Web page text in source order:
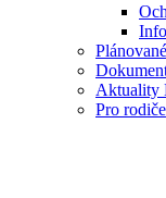
Aktuality
Pro rodiče